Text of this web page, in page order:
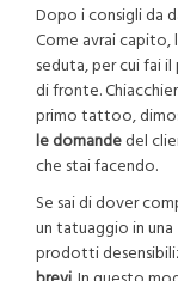
Dopo i consigli da
Come avrai capito,
seduta, per cui fai
di fronte.
primo tattoo,
le domandedel
che stai facendo.
Se sai di dover
un tatuaggio in una
prodotti